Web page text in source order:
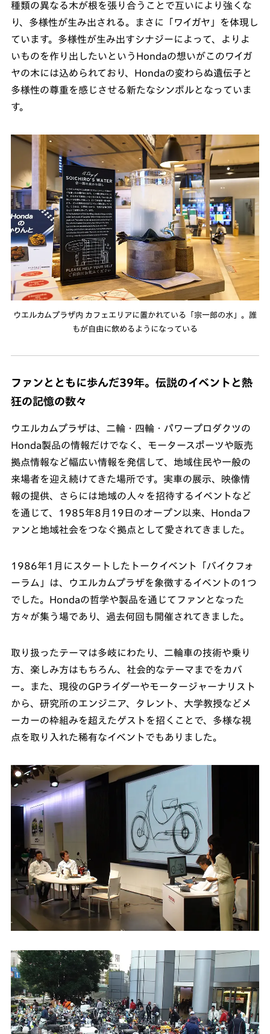
種類の異なる木が根を張り合うことで互いにより強くな
り、多様性が生み出される。まさに「ワイガヤ」を体現し
ています。多様性が生み出すシナジーによって、よりよ
いものを作り出したいというHondaの想いがこのワイガ
ヤの木には込められており、Hondaの変わらぬ遺伝子と
多様性の尊重を感じさせる新たなシンボルとなっていま
す。
ウエルカムプラザ内 カフェエリアに置かれている「宗一郎の水」。誰
もが自由に飲めるようになっている
ファンとともに歩んだ39年。伝説のイベントと熱
狂の記憶の数々
ウエルカムプラザは、二輪・四輪・パワープロダクツの
Honda製品の情報だけでなく、モータースポーツや販売
拠点情報など幅広い情報を発信して、地域住民や一般の
来場者を迎え続けてきた場所です。実車の展示、映像情
報の提供、さらには地域の人々を招待するイベントなど
を通じて、1985年8月19日のオープン以来、Hondaフ
ァンと地域社会をつなぐ拠点として愛されてきました。
1986年1月にスタートしたトークイベント「バイクフォ
ーラム」は、ウエルカムプラザを象徴するイベントの1つ
でした。Hondaの哲学や製品を通じてファンとなった
方々が集う場であり、過去何回も開催されてきました。
取り扱ったテーマは多岐にわたり、二輪車の技術や乗り
方、楽しみ方はもちろん、社会的なテーマまでをカバ
ー。また、現役のGPライダ一やモータージャーナリスト
から、研究所のエンジニア、タレント、大学教授などメ
ーカーの枠組みを超えたゲストを招くことで、多様な視
点を取り入れた稀有なイベントでもありました。